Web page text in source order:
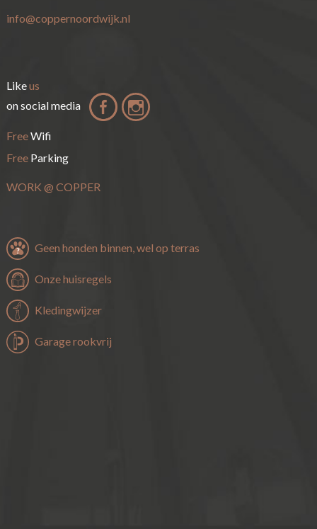
info@coppernoordwijk.nl
Likeus
on social media
FreeWifi
FreeParking
WORK @ COPPER
Geen honden binnen, wel op terras
Onze huisregels
Kledingwijzer
Garage rookvrij